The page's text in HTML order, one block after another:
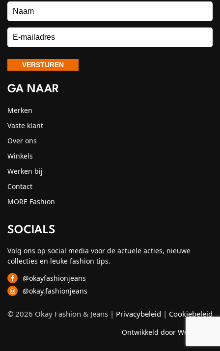
GA NAAR
Merken
Vaste klant
Over ons
Winkels
Werken bij
Contact
MORE Fashion
SOCIALS
Volg ons op social media voor de actuele acties, nieuwe
collecties en leuke fashion tips.
@okayfashionjeans
@okay.fashionjeans
© 2026 Okay Fashion & Jeans | Privacybeleid | Cookiebeleid
Ontwikkeld door Webzuiver